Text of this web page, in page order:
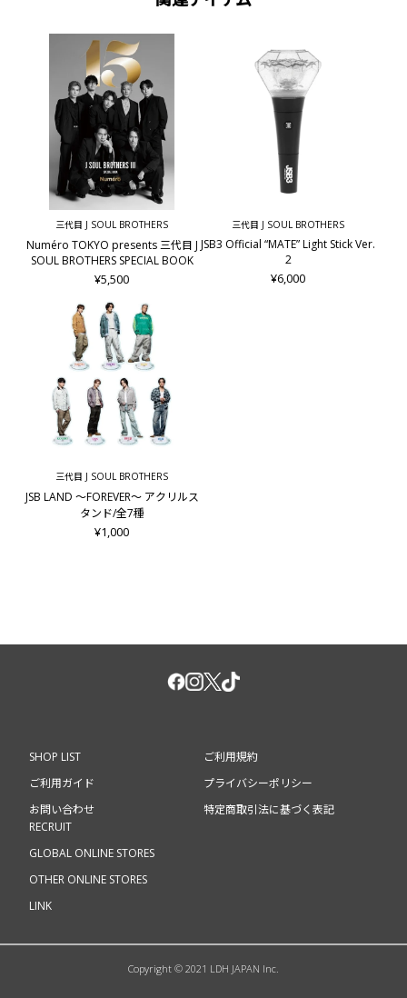
■製品仕様
使用電球:LED(交換不可)
電池:同封/アルカリ単4電池2本使用
■操作方法
・製品の正面にある電源スイッチをONにしてご使用くださ
い。
・ボタンを押すたびに搭載している10色のカラーに変えるこ
とができます。
「WHITE」→「RED」→「GREEN」→「BLUE」→「YELLOW」
→「PINK」→「ORANGE」→「LIGHT GREEN」→「PURPLE」
→「LIGHT BLUE」→「OFF」
・使用後は電源スイッチをOFFにしてください。
※本製品は無線制御機能を搭載しております。公演によっては
主催者側がライトを制御する場合がございます。
その際は演出に合わせてライトが制御されますので、ボタン
を押しても反応しない場合がございますが故障ではございませ
■フラッグ組み立て方法
1.下部キャップを外側にスライドさせて開けてください。
2.フラッグを下側から先に差し込み、装着してください。
■電池の交換その他に関して
・電池残量が少なくなると、使用中にLEDの光が弱くなったり
ボタンの操作が出来なくなります。
・電池の誤使用や誤った保管方法は、電池の発熱・破裂・液漏
・万一、電池から漏れた液が皮膚や服に付いた場合は水で洗い
流してください。異常を感じた場合は直ちに医師の診察を受け
■取り扱い注意事項
・ご使用中、異常な熱さを感じたらすぐにライトをOFFにして
使用をおやめください。
・濡れた手や、雨、または水中では使用しないでください。
かない所に保管してください。
・至近距離でLEDの光を直接見たり、直接目にあてたりするこ
三代目 J SOUL BROTHERS
Numéro TOKYO presents 三代目 J
SOUL BROTHERS SPECIAL BOOK
¥5,500
三代目 J SOUL BROTHERS
JSB3 Official “MATE” Light Stick Ver.
2
¥6,000
三代目 J SOUL BROTHERS
JSB LAND ～FOREVER～ アクリルス
タンド/全7種
¥1,000
SHOP LIST
ご利用ガイド
お問い合わせ
ご利用規約
プライバシーポリシー
特定商取引法に基づく表記
RECRUIT
GLOBAL ONLINE STORES
OTHER ONLINE STORES
LINK
Copyright © 2021 LDH JAPAN Inc.